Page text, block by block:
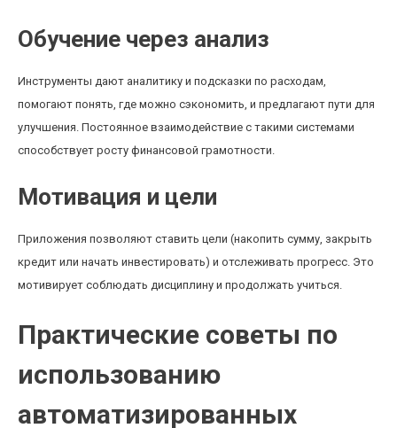
Обучение через анализ
Инструменты дают аналитику и подсказки по расходам,
помогают понять, где можно сэкономить, и предлагают пути для
улучшения. Постоянное взаимодействие с такими системами
способствует росту финансовой грамотности.
Мотивация и цели
Приложения позволяют ставить цели (накопить сумму, закрыть
кредит или начать инвестировать) и отслеживать прогресс. Это
мотивирует соблюдать дисциплину и продолжать учиться.
Практические советы по
использованию
автоматизированных